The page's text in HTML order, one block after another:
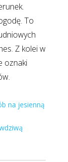
To
Z kolei w
oznaki
na jesienną